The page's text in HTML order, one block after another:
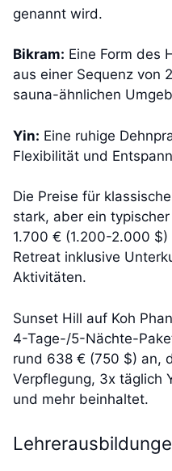
genannt wird.
Bikram: Eine Form des
aus einer Sequenz von
sauna-ähnlichen
Yin: Eine ruhige
Flexibilität und
Die Preise für
stark, aber ein
1.700 € (1.200-2.000
Retreat inklusive
Aktivitäten.
Sunset Hill auf Koh
4-Tage-/5-Nächte-
rund 638 € (750 $) an,
Verpflegung, 3x täglich
und mehr beinhaltet.